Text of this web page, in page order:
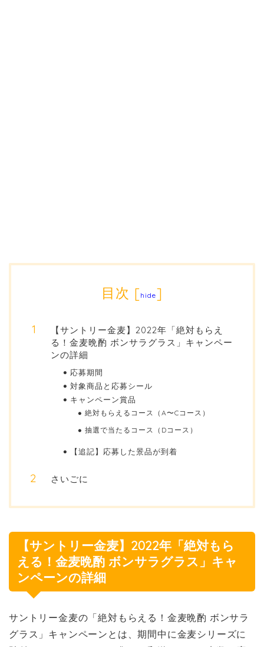
目次 [hide]
【サントリー金麦】2022年「絶対もらえ
る！金麦晩酌 ボンサラグラス」キャンペー
ンの詳細
応募期間
対象商品と応募シール
キャンペーン賞品
絶対もらえるコース（A〜Cコース）
抽選で当たるコース（Dコース）
【追記】応募した景品が到着
さいごに
【サントリー金麦】2022年「絶対もら
える！金麦晩酌 ボンサラグラス」キャ
ンペーンの詳細
サントリー金麦の「絶対もらえる！金麦晩酌 ボンサラ
グラス」キャンペーンとは、期間中に金麦シリーズに